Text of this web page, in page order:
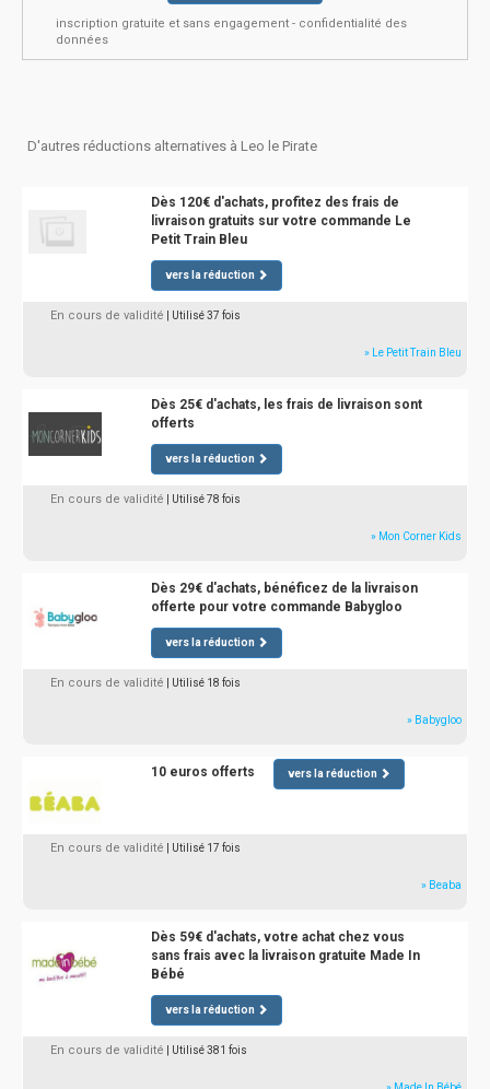
inscription gratuite et sans engagement - confidentialité des
données
D'autres réductions alternatives à Leo le Pirate
Dès 120€ d'achats, profitez des frais de
livraison gratuits sur votre commande Le
Petit Train Bleu
vers la réduction
En cours de validité | Utilisé 37 fois
» Le Petit Train Bleu
Dès 25€ d'achats, les frais de livraison sont
offerts
vers la réduction
En cours de validité | Utilisé 78 fois
» Mon Corner Kids
Dès 29€ d'achats, bénéficez de la livraison
offerte pour votre commande Babygloo
vers la réduction
En cours de validité | Utilisé 18 fois
» Babygloo
10 euros offerts vers la réduction
En cours de validité | Utilisé 17 fois
» Beaba
Dès 59€ d'achats, votre achat chez vous
sans frais avec la livraison gratuite Made In
Bébé
vers la réduction
En cours de validité | Utilisé 381 fois